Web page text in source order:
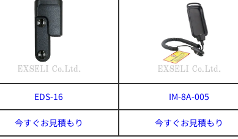
EDS-16 IM-8A-005
今すぐお見積もり 今すぐお見積もり